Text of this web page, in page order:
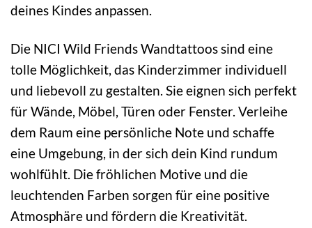
deines Kindes anpassen.
Die NICI Wild Friends Wandtattoos sind eine
tolle Möglichkeit, das Kinderzimmer individuell
und liebevoll zu gestalten. Sie eignen sich perfekt
für Wände, Möbel, Türen oder Fenster. Verleihe
dem Raum eine persönliche Note und schaffe
eine Umgebung, in der sich dein Kind rundum
wohlfühlt. Die fröhlichen Motive und die
leuchtenden Farben sorgen für eine positive
Atmosphäre und fördern die Kreativität.